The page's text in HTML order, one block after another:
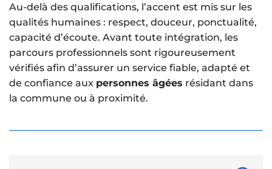
Au-delà des qualifications, l’accent est mis sur les
qualités humaines : respect, douceur, ponctualité,
capacité d’écoute. Avant toute intégration, les
parcours professionnels sont rigoureusement
vérifiés afin d’assurer un service fiable, adapté et
de confiance aux personnes âgées résidant dans
la commune ou à proximité.